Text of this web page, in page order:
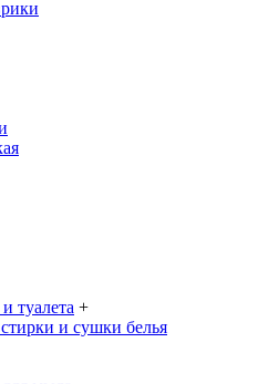
туалета +
и сушки белья